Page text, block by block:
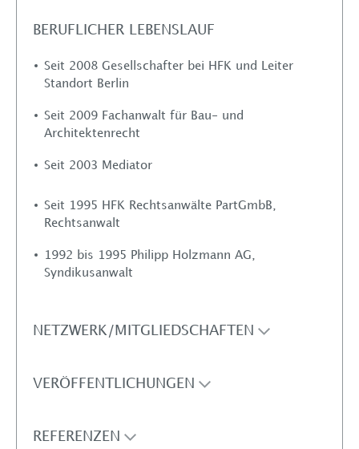
BERUFLICHER LEBENSLAUF
Seit 2008 Gesellschafter bei HFK und Leiter
Standort Berlin
Seit 2009 Fachanwalt für Bau- und
Architektenrecht
Seit 2003 Mediator
Seit 1995 HFK Rechtsanwälte PartGmbB,
Rechtsanwalt
1992 bis 1995 Philipp Holzmann AG,
Syndikusanwalt
NETZWERK/MITGLIEDSCHAFTEN
VERÖFFENTLICHUNGEN
REFERENZEN